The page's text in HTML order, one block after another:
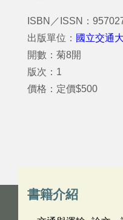
ISBN／ISSN：
出版單位： 國立交通
開數：菊8開
版次：1
價格：定價$500
書籍介紹